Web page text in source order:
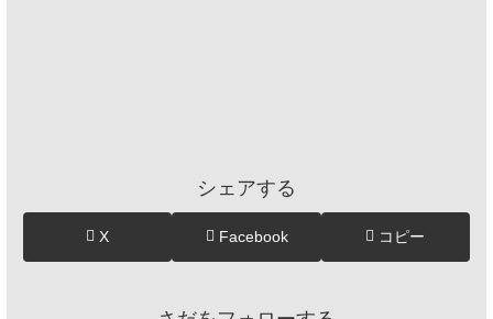
シェアする
X Facebook コピー